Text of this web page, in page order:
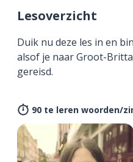
Lesoverzicht
Duik nu deze les in en
alsof je naar Groot-
gereisd.
90 te leren woorden/